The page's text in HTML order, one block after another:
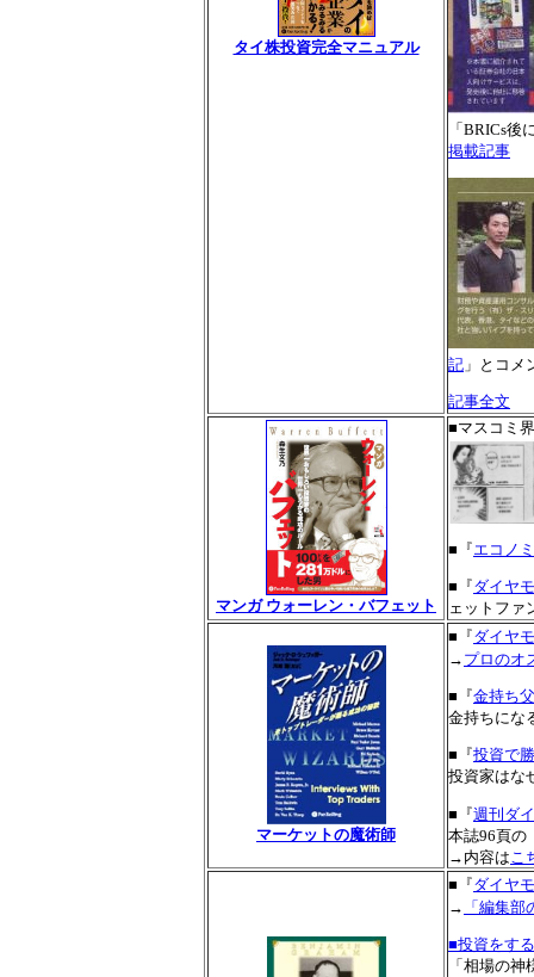
タイ株投資完全マニュアル
「BRICs
掲載記事
記 」とコメ
記事全文
マンガ ウォーレン・バフェット
■マスコミ
■『エコノ
■『ダイヤ
ェットファ
マーケットの魔術師
■『 ダイヤ
→ プロのオ
■『金持ち
金持ちにな
■『投資で
投資家はな
■『週刊ダ
本誌96頁の
→内容は こ
■『 ダイヤ
→ 「編集
■投資をす
「相場の